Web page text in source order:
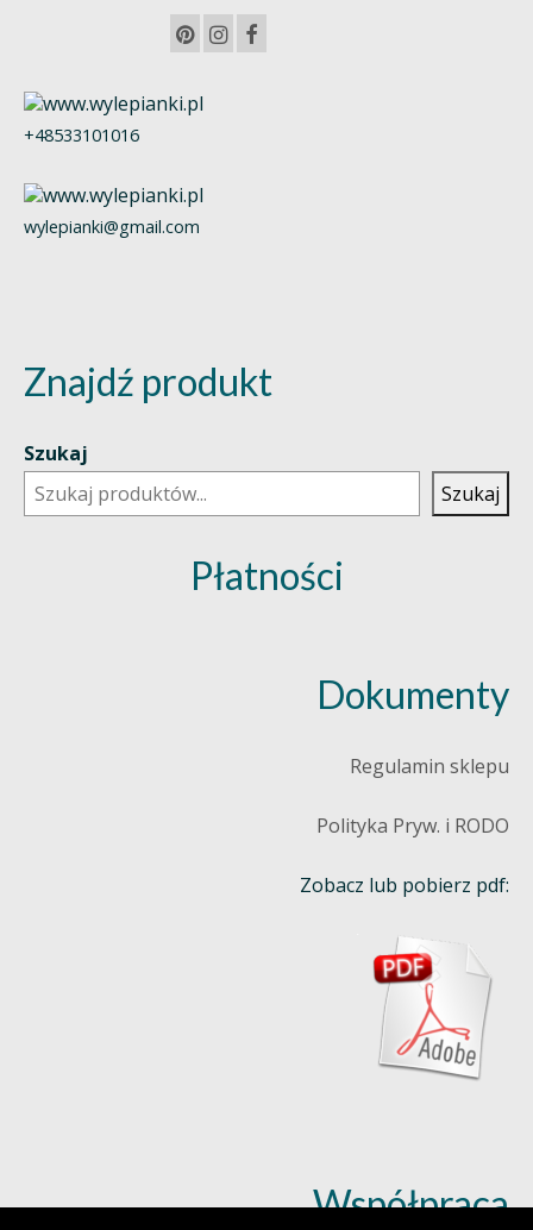
+48533101016
wylepianki@gmail.com
Znajdź produkt
Szukaj
Szukaj
Płatności
Dokumenty
Regulamin sklepu
Polityka Pryw. i RODO
Zobacz lub pobierz pdf:
Współpraca